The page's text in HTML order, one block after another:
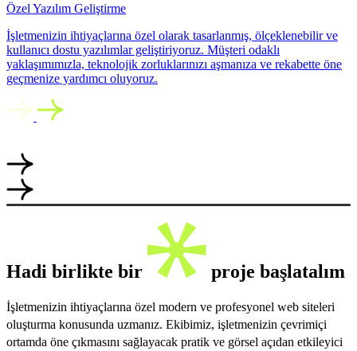
Özel Yazılım Geliştirme
İşletmenizin ihtiyaçlarına özel olarak tasarlanmış, ölçeklenebilir ve
kullanıcı dostu yazılımlar geliştiriyoruz. Müşteri odaklı
yaklaşımımızla, teknolojik zorluklarınızı aşmanıza ve rekabette öne
geçmenize yardımcı oluyoruz.
Hadi birlikte bir proje başlatalım
İşletmenizin ihtiyaçlarına özel modern ve profesyonel web siteleri
oluşturma konusunda uzmanız. Ekibimiz, işletmenizin çevrimiçi
ortamda öne çıkmasını sağlayacak pratik ve görsel açıdan etkileyici